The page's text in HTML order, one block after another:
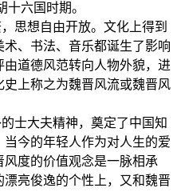
六国时期。
思想自由开放。文化上得到
、书法、音乐都诞生了影响
道德风范转向人物外貌，进
上称之为魏晋风流或魏晋风
士大夫精神，奠定了中国知
今的年轻人作为对人生的爱
度的价值观念是一脉相承
亮俊逸的个性上，又和魏晋